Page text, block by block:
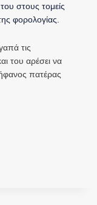
στους τομείς
φορολογίας.
τις
του αρέσει να
πατέρας